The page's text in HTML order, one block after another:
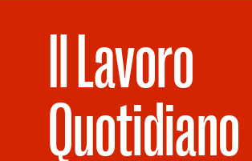
Il Lavoro
Quotidiano